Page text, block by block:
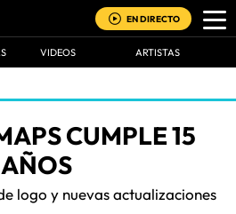
EN DIRECTO
VIDEOS ARTISTAS
CUMPLE 15
AÑOS
logo y nuevas actualizaciones